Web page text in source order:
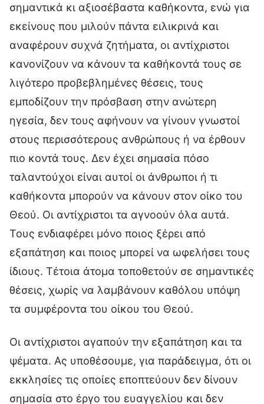
σημαντικά κι αξιοσέβαστα καθήκοντα, ενώ για
εκείνους που μιλούν πάντα ειλικρινά και
αναφέρουν συχνά ζητήματα, οι αντίχριστοι
κανονίζουν να κάνουν τα καθήκοντά τους σε
λιγότερο προβεβλημένες θέσεις, τους
εμποδίζουν την πρόσβαση στην ανώτερη
ηγεσία, δεν τους αφήνουν να γίνουν γνωστοί
στους περισσότερους ανθρώπους ή να έρθουν
πιο κοντά τους. Δεν έχει σημασία πόσο
ταλαντούχοι είναι αυτοί οι άνθρωποι ή τι
καθήκοντα μπορούν να κάνουν στον οίκο του
Θεού. Οι αντίχριστοι τα αγνοούν όλα αυτά.
Τους ενδιαφέρει μόνο ποιος ξέρει από
εξαπάτηση και ποιος μπορεί να ωφελήσει τους
ίδιους. Τέτοια άτομα τοποθετούν σε σημαντικές
θέσεις, χωρίς να λαμβάνουν καθόλου υπόψη
τα συμφέροντα του οίκου του Θεού.
Οι αντίχριστοι αγαπούν την εξαπάτηση και τα
ψέματα. Ας υποθέσουμε, για παράδειγμα, ότι οι
εκκλησίες τις οποίες εποπτεύουν δεν δίνουν
σημασία στο έργο του ευαγγελίου και δεν